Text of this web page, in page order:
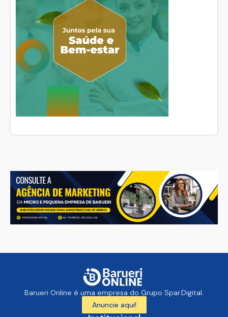
Barueri Online é uma empresa do Grupo Spar.Digital.
Anuncie aqui!